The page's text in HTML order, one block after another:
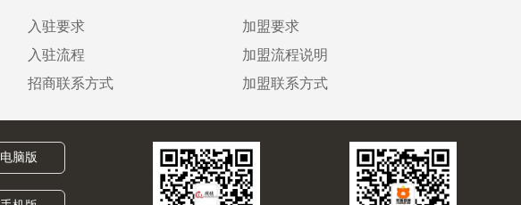
入驻要求
入驻流程
招商联系方式
加盟要求
加盟流程说明
加盟联系方式
电脑版